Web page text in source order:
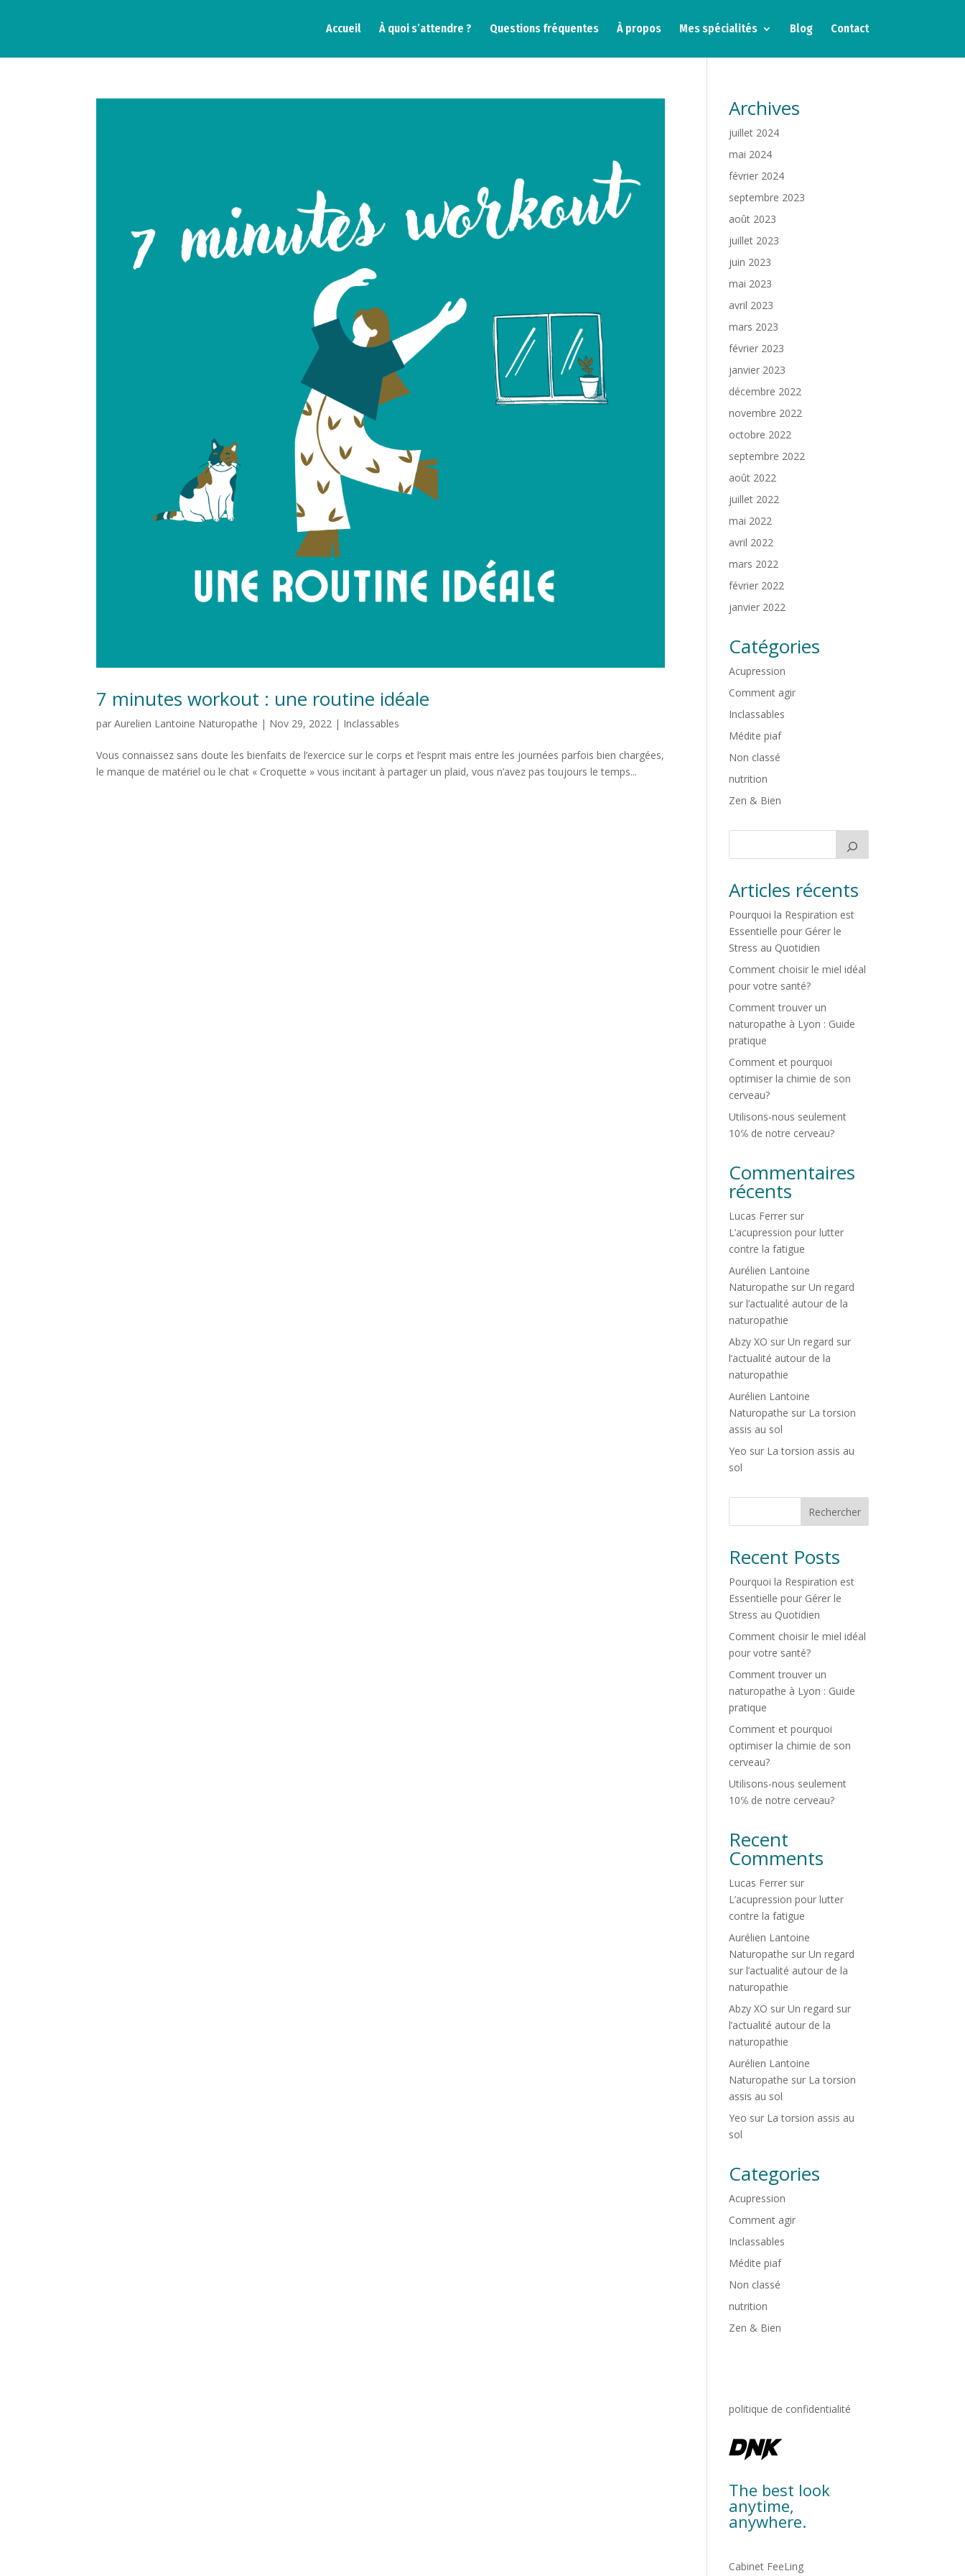
Accueil À quoi s’attendre ? Questions fréquentes À propos Mes spécialités Blog Contact
7 minutes workout : une routine idéale
parAurelien Lantoine Naturopathe | Nov 29, 2022 | Inclassables
Vous connaissez sans doute les bienfaits de l’exercice sur le corps et l’esprit mais entre les journées parfois bien chargées,
le manque de matériel ou le chat « Croquette » vous incitant à partager un plaid, vous n’avez pas toujours le temps...
Archives
juillet 2024
mai 2024
février 2024
septembre 2023
août 2023
juillet 2023
juin 2023
mai 2023
avril 2023
mars 2023
février 2023
janvier 2023
décembre 2022
novembre 2022
octobre 2022
septembre 2022
août 2022
juillet 2022
mai 2022
avril 2022
mars 2022
février 2022
janvier 2022
Catégories
Acupression
Comment agir
Inclassables
Médite piaf
Non classé
nutrition
Zen & Bien
Articles récents
Pourquoi la Respiration est
Essentielle pour Gérer le
Stress au Quotidien
Comment choisir le miel idéal
pour votre santé?
Comment trouver un
naturopathe à Lyon : Guide
pratique
Comment et pourquoi
optimiser la chimie de son
cerveau?
Utilisons-nous seulement
10℅ de notre cerveau?
Commentaires
récents
Lucas Ferrer sur
L’acupression pour lutter
contre la fatigue
Aurélien Lantoine
Naturopathe surUn regard
sur l’actualité autour de la
naturopathie
Abzy XO surUn regard sur
l’actualité autour de la
naturopathie
Aurélien Lantoine
Naturopathe sur La torsion
assis au sol
Yeo sur La torsion assis au
sol
Rechercher
Recent Posts
Pourquoi la Respiration est
Essentielle pour Gérer le
Stress au Quotidien
Comment choisir le miel idéal
pour votre santé?
Comment trouver un
naturopathe à Lyon : Guide
pratique
Comment et pourquoi
optimiser la chimie de son
cerveau?
Utilisons-nous seulement
10℅ de notre cerveau?
Recent
Comments
Lucas Ferrer sur
L’acupression pour lutter
contre la fatigue
Aurélien Lantoine
Naturopathe surUn regard
sur l’actualité autour de la
naturopathie
Abzy XO surUn regard sur
l’actualité autour de la
naturopathie
Aurélien Lantoine
Naturopathe sur La torsion
assis au sol
Yeo sur La torsion assis au
sol
Categories
Acupression
Comment agir
Inclassables
Médite piaf
Non classé
nutrition
Zen & Bien
politique de confidentialité
The best look
anytime,
anywhere.
Cabinet FeeLing